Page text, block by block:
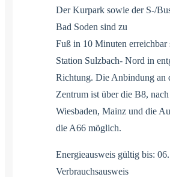
Der Kurpark sowie der S-/
Bad Soden sind zu
Fuß in 10 Minuten erreichbar
Station Sulzbach- Nord in
Richtung. Die Anbindung an
Zentrum ist über die B8,
Wiesbaden, Mainz und die
die A66 möglich.
Energieausweis gültig bis:
Verbrauchsausweis